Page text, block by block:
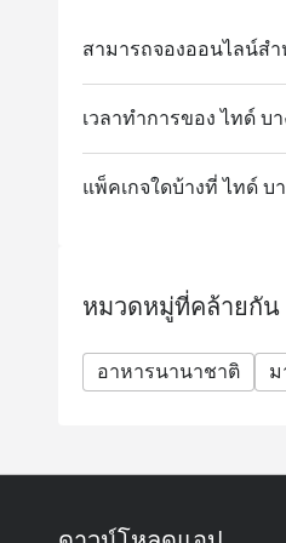
สามารถจองออนไลน์สำ
เวลาทำการของ ไทด์ บา
แพ็คเกจใดบ้างที่ ไทด์ บ
หมวดหมู่ที่คล้ายกัน
อาหารนานาชาติ ม